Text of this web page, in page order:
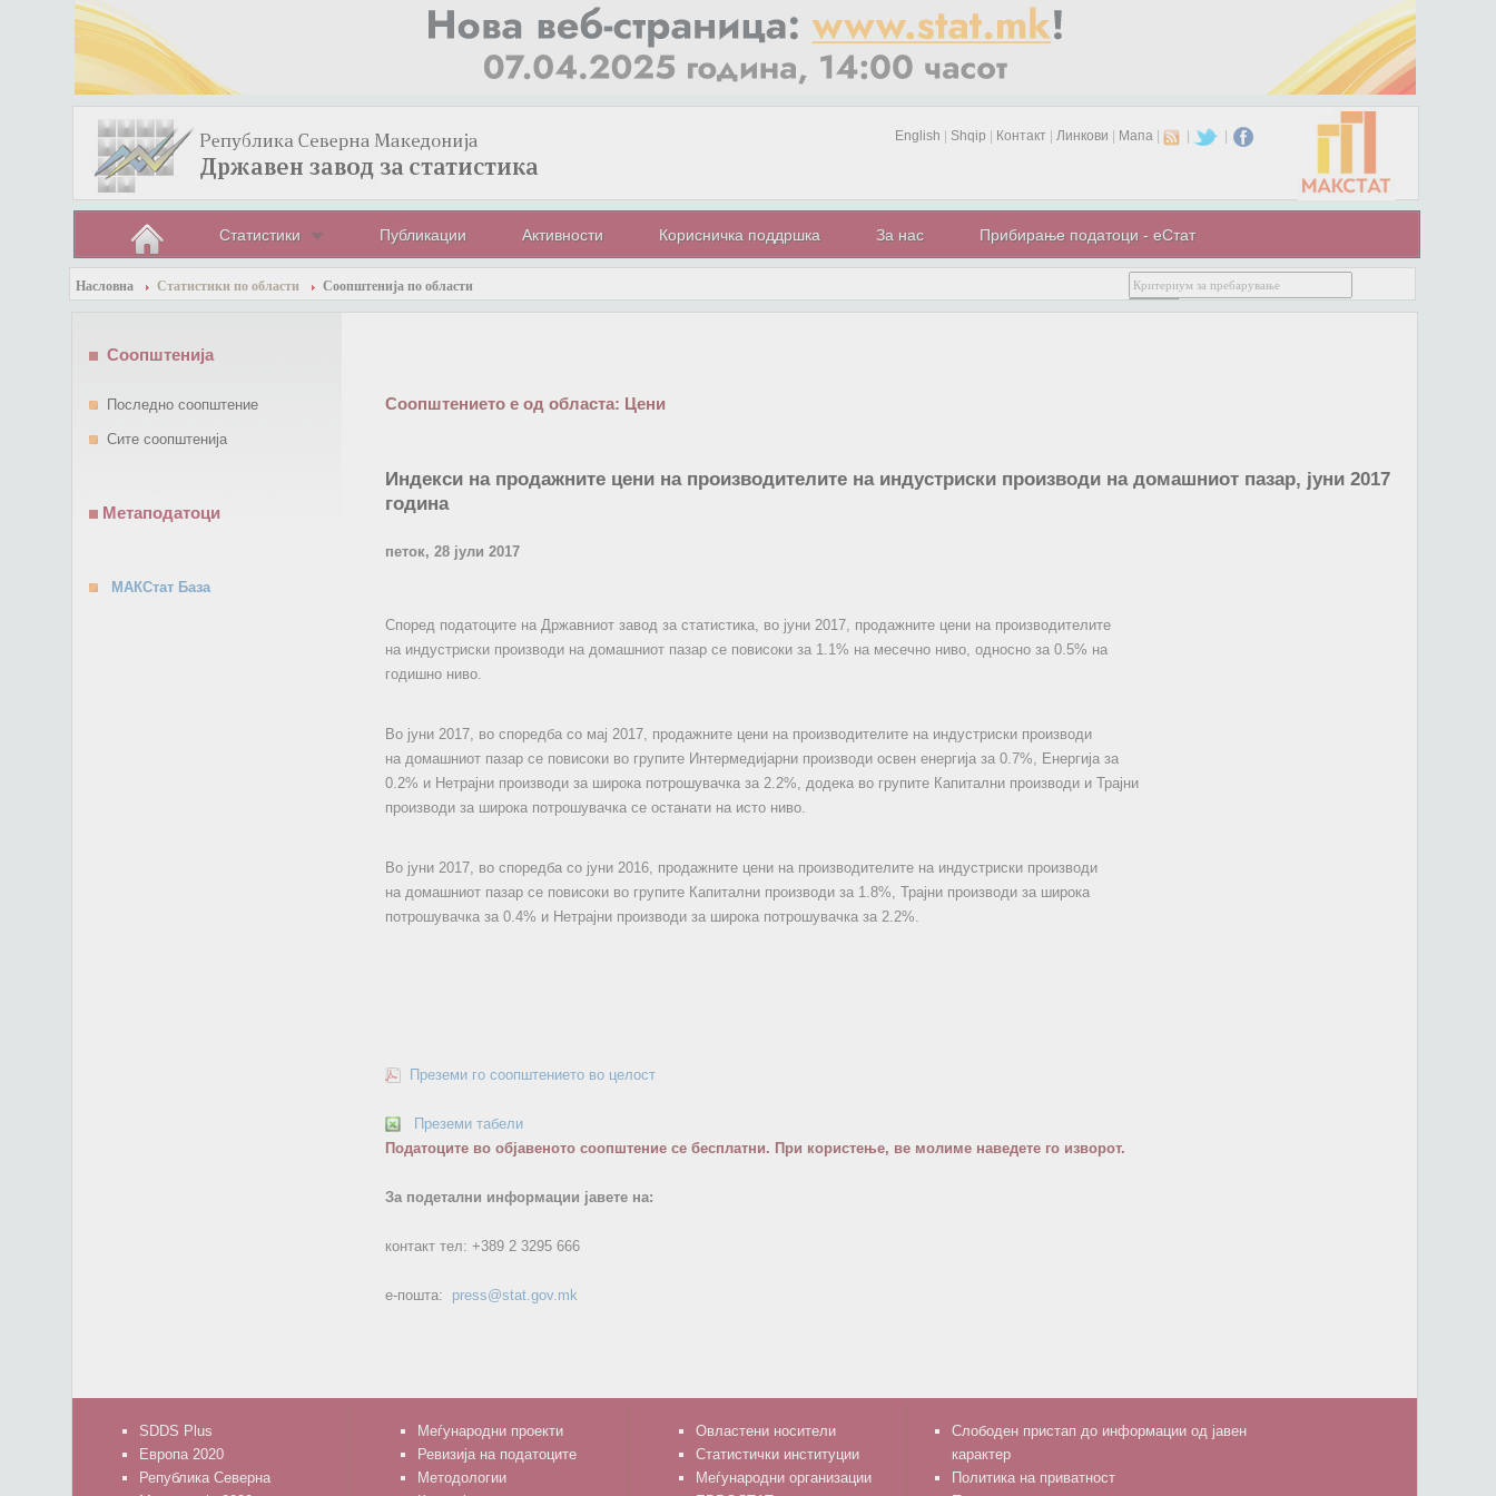
English Shqip Контакт Линкови Мапа| | |
Статистики Публикации Активности Корисничка поддршка За нас Прибирање податоци - еСтат
Насловна Статистики по области Соопштенија по области
Соопштението е од областа: Цени
Индекси на продажните цени на производителите на индустриски производи на домашниот пазар, јуни 2017
година
петок, 28 јули 2017
Според податоците на Државниот завод за статистика, во јуни 2017, продажните цени на производителите
на индустриски производи на домашниот пазар се повисоки за 1.1% на месечно ниво, односно за 0.5% на
годишно ниво.
Во јуни 2017, во споредба со мај 2017, продажните цени на производителите на индустриски производи
на домашниот пазар се повисоки во групите Интермедијарни производи освен енергија за 0.7%, Енергија за
0.2% и Нетрајни производи за широка потрошувачка за 2.2%, додека во групите Капитални производи и Трајни
производи за широка потрошувачка се останати на исто ниво.
Во јуни 2017, во споредба со јуни 2016, продажните цени на производителите на индустриски производи
на домашниот пазар се повисоки во групите Капитални производи за 1.8%, Трајни производи за широка
потрошувачка за 0.4% и Нетрајни производи за широка потрошувачка за 2.2%.
Преземи го соопштението во целост
Преземи табели
Податоците во објавеното соопштение се бесплатни. При користење, ве молиме наведете го изворот.
За подетални информации јавете на:
контакт тел: +389 2 3295 666
е-пошта: press@stat.gov.mk
Соопштенија
Последно соопштение
Сите соопштенија
Метаподатоци
МАКСтат База
SDDS Plus
Европа 2020
Република Северна
Меѓународни проекти
Ревизија на податоците
Методологии
Овластени носители
Статистички институции
Меѓународни организации
Слободен пристап до информации од јавен
карактер
Политика на приватност